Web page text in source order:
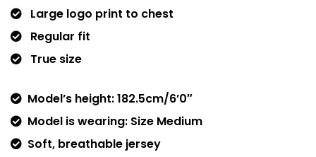
Large logo print to chest
Regular fit
True size
Model’s height: 182.5cm/6’0″
Model is wearing: Size Medium
Soft, breathable jersey